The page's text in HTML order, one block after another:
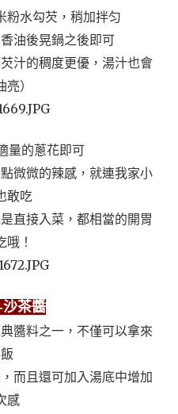
粉水勾芡，稍加拌匀
油後晃鍋之後即可
汁的稠度更優，湯汁也會
亮）
量的蔥花即可
微微的辣感，就連我家小
敢吃
直接入菜，都相當的開胃
哦！
茶醬
醬料之一，不僅可以拿來
而且還可加入湯底中增加
感